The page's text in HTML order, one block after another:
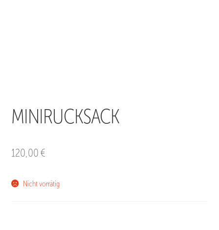
MINIRUCKSACK
120,00€
Nicht vorrätig